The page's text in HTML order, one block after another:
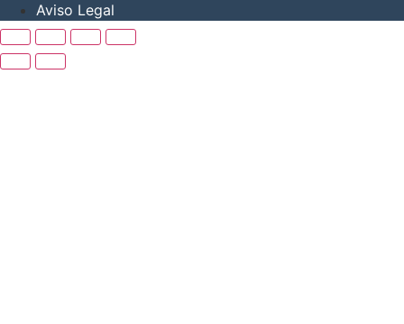
Aviso Legal